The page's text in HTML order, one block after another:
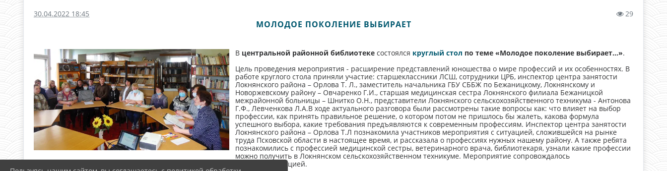
30.04.2022 18:45 29
МОЛОДОЕ ПОКОЛЕНИЕ ВЫБИРАЕТ
В центральной районной библиотекесостоялся круглый стол по теме «Молодое поколение выбирает…».
Цель проведения мероприятия - расширение представлений юношества о мире профессий и их особенностях. В
работе круглого стола приняли участие: старшеклассники ЛСШ, сотрудники ЦРБ, инспектор центра занятости
Локнянского района – Орлова Т. Л., заместитель начальника ГБУ СББЖ по Бежаницкому, Локнянскому и
Новоржевскому району – Овчаренко Г.И., старшая медицинская сестра Локнянского филиала Бежаницкой
межрайонной больницы – Шнитко О.Н., представители Локнянского сельскохозяйственного техникума - Антонова
Г.Ф., Левченкова Л.А.В ходе актуального разговора были рассмотрены такие вопросы как: что влияет на выбор
профессии, как принять правильное решение, о котором потом не пришлось бы жалеть, какова формула
успешного выбора, какие требования предъявляются к современным профессиям. Инспектор центра занятости
Локнянского района – Орлова Т.Л познакомила участников мероприятия с ситуацией, сложившейся на рынке
труда Псковской области в настоящее время, и рассказала о профессиях нужных нашему району. А также ребята
познакомились с профессией медицинской сестры, ветеринарного врача, библиотекаря, узнали какие профессии
можно получить в Локнянском сельскохозяйственном техникуме. Мероприятие сопровождалось
видеопрезентацией.